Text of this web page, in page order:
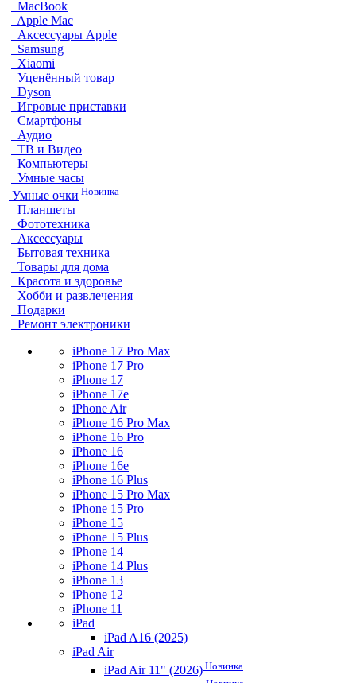
MacBook
Apple Mac
Аксессуары Apple
Samsung
Xiaomi
Уценённый товар
Dyson
Игровые приставки
Смартфоны
Аудио
ТВ и Видео
Компьютеры
Умные часы
Умные очки Новинка
Планшеты
Фототехника
Аксессуары
Бытовая техника
Товары для дома
Красота и здоровье
Хобби и развлечения
Подарки
Ремонт электроники
iPhone 17 Pro Max
iPhone 17 Pro
iPhone 17
iPhone 17e
iPhone Air
iPhone 16 Pro Max
iPhone 16 Pro
iPhone 16
iPhone 16e
iPhone 16 Plus
iPhone 15 Pro Max
iPhone 15 Pro
iPhone 15
iPhone 15 Plus
iPhone 14
iPhone 14 Plus
iPhone 13
iPhone 12
iPhone 11
iPad
iPad A16 (2025)
iPad Air
iPad Air 11" (2026) Новинка